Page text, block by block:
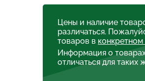
Цены и наличие
различаться.
товаров в конкретном
Информация о
отличаться для таких